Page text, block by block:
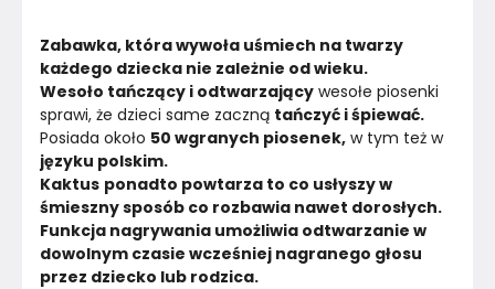
Zabawka, która wywoła uśmiech na twarzy
każdego dziecka nie zależnie od wieku.
Wesoło tańczący i odtwarzający wesołe piosenki
sprawi, że dzieci same zaczną tańczyć i śpiewać.
Posiada około 50 wgranych piosenek, w tym też w
języku polskim.
Kaktus ponadto powtarza to co usłyszy w
śmieszny sposób co rozbawia nawet dorosłych.
Funkcja nagrywania umożliwia odtwarzanie w
dowolnym czasie wcześniej nagranego głosu
przez dziecko lub rodzica.